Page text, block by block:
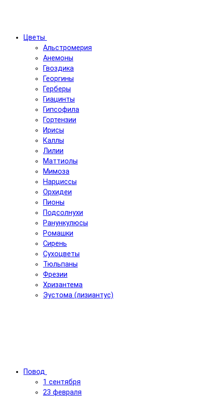
Цветы
Альстромерия
Анемоны
Гвоздика
Георгины
Герберы
Гиацинты
Гипсофила
Гортензии
Ирисы
Каллы
Лилии
Маттиолы
Мимоза
Нарциссы
Орхидеи
Пионы
Подсолнухи
Ранункулюсы
Ромашки
Сирень
Сухоцветы
Тюльпаны
Фрезии
Хризантема
Эустома (лизиантус)
Повод
1 сентября
23 февраля